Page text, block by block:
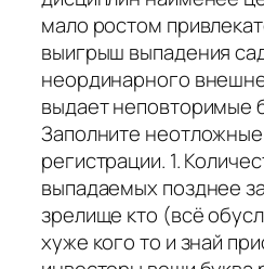
мало ростом
выигрыш выпадения
неординарного
выдает неповторимые
Заполните
регистрации. 1.
выпадаемых позднее
зрелище кто (всё
хуже кого то и знай